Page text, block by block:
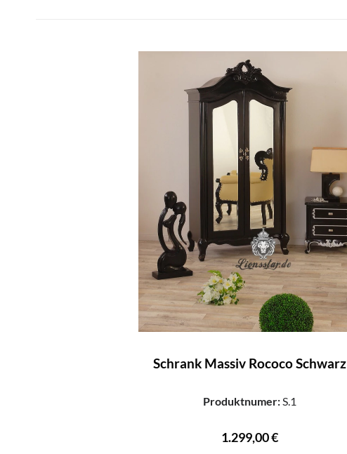
Schrank Massiv Rococo Schwarz
Produktnumer:S.1
1.299,00 €